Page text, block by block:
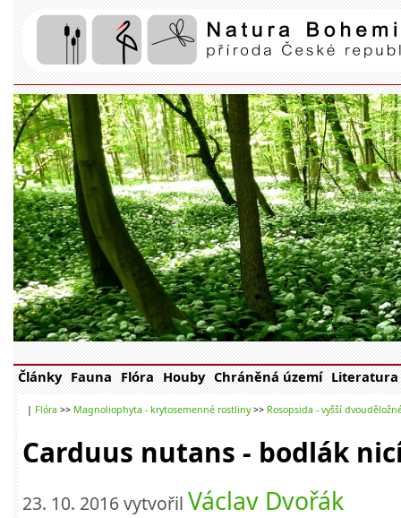
Články Fauna Flóra Houby Chráněná území Literatura
| Flóra >> Magnoliophyta - krytosemenné rostliny>> Rosopsida - vyšší
Carduus nutans - bodlák
23. 10. 2016 vytvořil Václav Dvořák